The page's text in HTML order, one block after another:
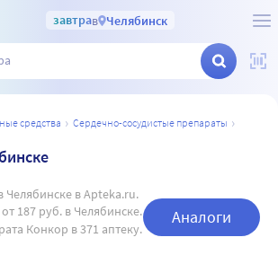
завтрав Челябинск
средства
сердечно-сосудистые препараты
Челябинске в Apteka.ru.
187 руб. в Челябинске.
Конкор в 371 аптеку.
Аналоги